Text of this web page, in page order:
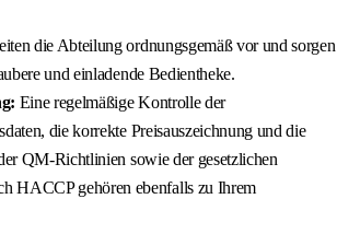
die Abteilung ordnungsgemäß vor und sorgen
und einladende Bedientheke.
Eine regelmäßige Kontrolle der
die korrekte Preisauszeichnung und die
QM-Richtlinien sowie der gesetzlichen
HACCP gehören ebenfalls zu Ihrem